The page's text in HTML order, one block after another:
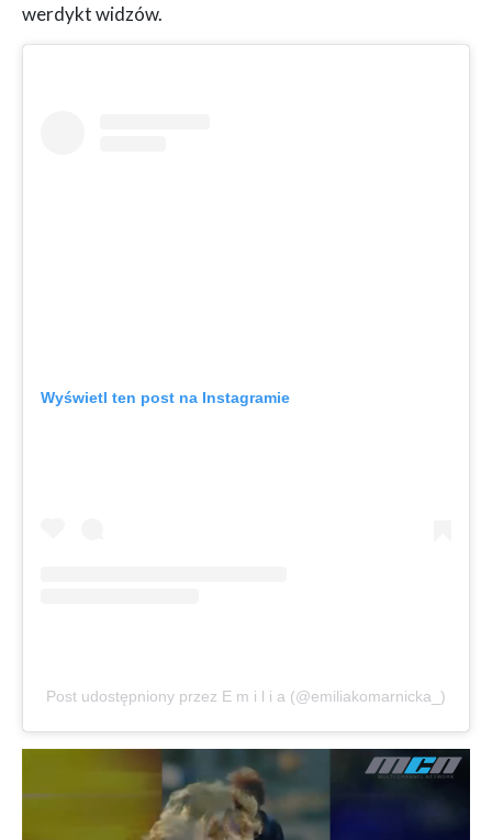
werdykt widzów.
Wyświetl ten post na Instagramie
Post udostępniony przez E m i l i a (@emiliakomarnicka_)